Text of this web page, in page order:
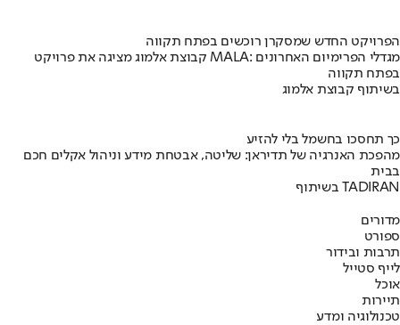
הפרויקט החדש שמסקרן רוכשים בפתח תקווה
קבוצת אלמוג מציגה את פרויקט MALA: מגדלי הפרימיום האחרונים
בפתח תקווה
בשיתוף קבוצת אלמוג
כך תחסכו בחשמל בלי להזיע
מהפכת האנרגיה של תדיראן: שליטה, אבטחת מידע וניהול אקלים חכם
בבית
בשיתוף TADIRAN
מדורים
ספורט
תרבות ובידור
לייף סטייל
אוכל
תיירות
טכנולוגיה ומדע